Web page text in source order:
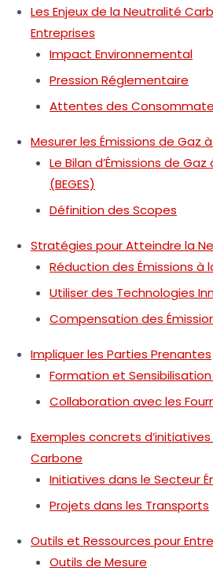
Les Enjeux de la Neutralité
Entreprises
Impact Environnemental
Pression Réglementaire
Attentes des
Mesurer les Émissions de Gaz
Le Bilan d’Émissions de
(BEGES)
Définition des Scopes
Stratégies pour Atteindre la
Réduction des Émissions à
Utiliser des Technologies
Compensation des
Impliquer les Parties Prenantes
Formation et
Collaboration avec les
Exemples concrets
Carbone
Initiatives dans le Secteur
Projets dans les Transports
Outils et Ressources pour
Outils de Mesure